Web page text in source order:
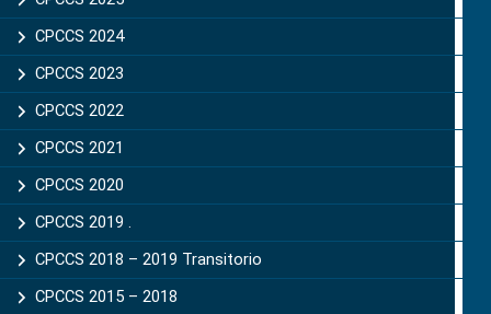
CPCCS 2024
CPCCS 2023
CPCCS 2022
CPCCS 2021
CPCCS 2020
CPCCS 2019 .
CPCCS 2018 – 2019 Transitorio
CPCCS 2015 – 2018